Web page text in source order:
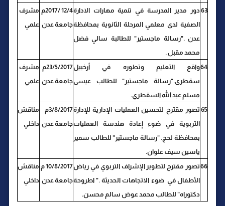
63 دور مدير المدرسة في تنمية مهارات الادارة
الصفية لدى معلمي المرحلة الثانوية بمحافظة
عدن ."رسالة ماجستير" للطالبة سالي فضل
محمد مقبل .
12/4 /2017م
جامعة عدن
مشرف
علمي
64واقع التعليم وتطوره في أرخبيل
سقطرى."رسالة ماجستير" للطالب عيسى
مسلم عبد الله السقطري.
23/5/2017م
جامعة عدن
مشرف
علمي
65 تصور مقترح لتحسين العمليات الإدارية للإدارة
التربوية في ضوء إعادة هندسة العمليات
بمحافظة لحج. "رسالة ماجستير" للطالب سمير
ياسين سيف علوان.
3/8/2017م
جامعة عدن
مناقش
داخلي
66تصور مقترح لتطوير الإشراف التربوي في رياض
الأطفال في ضوء الاتجاهات الحديثة ." اطروحة
دكتوراه" للطالب محمد عوض سالم محسن.
10/8/2017 م
جامعة عدن
مناقش
داخلي